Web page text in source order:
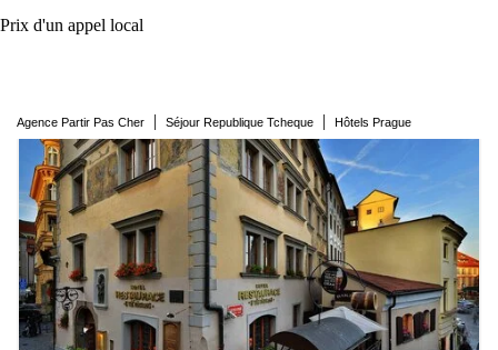
Prix d'un appel local
Agence Partir Pas Cher | Séjour Republique Tcheque | Hôtels Prague